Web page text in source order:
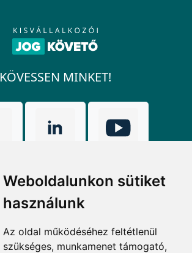
Weboldalunkon sütiket
használunk
Az oldal működéséhez feltétlenül
szükséges, munkamenet támogató,
KÖVESSEN MINKET!
ELÉRHETŐSÉGEK
+36 1 880 7600